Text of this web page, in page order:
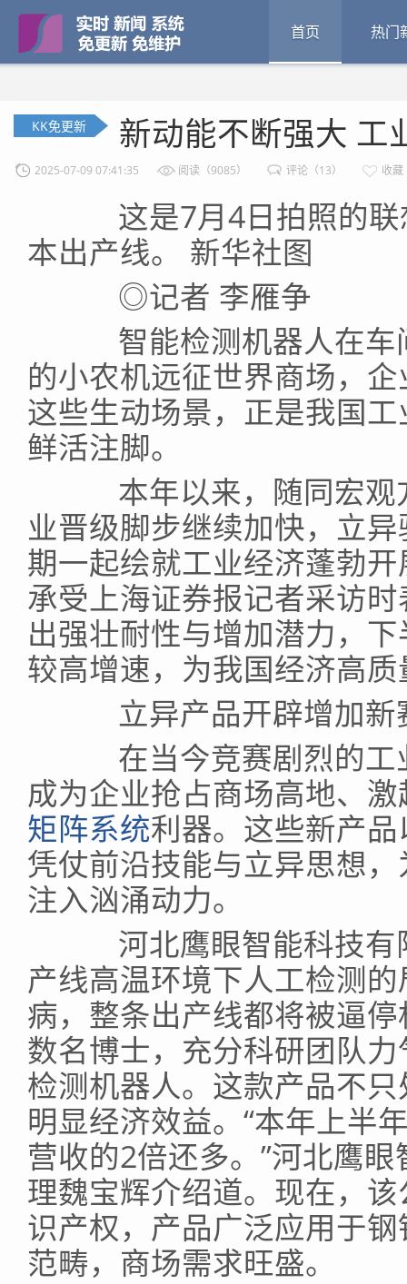
首页 热门
KK免更新 新动能不断强大 工
2025-07-09 07:41:35 阅读（9085） 评论（13） 收藏
这是7月4日拍照的联
本出产线。 新华社图
◎记者 李雁争
智能检测机器人在车
的小农机远征世界商场，
这些生动场景，正是我国
鲜活注脚。
本年以来，随同宏观
业晋级脚步继续加快，立
期一起绘就工业经济蓬勃
承受上海证券报记者采访
出强壮耐性与增加潜力，
较高增速，为我国经济高
立异产品开辟增加新
在当今竞赛剧烈的工
成为企业抢占商场高地、
矩阵系统利器。这些新产
凭仗前沿技能与立异思想
注入汹涌动力。
河北鹰眼智能科技有
产线高温环境下人工检测
病，整条出产线都将被逼
数名博士，充分科研团队
检测机器人。这款产品不
明显经济效益。“本年上半
营收的2倍还多。”河北鹰
理魏宝辉介绍道。现在，
识产权，产品广泛应用于
范畴，商场需求旺盛。